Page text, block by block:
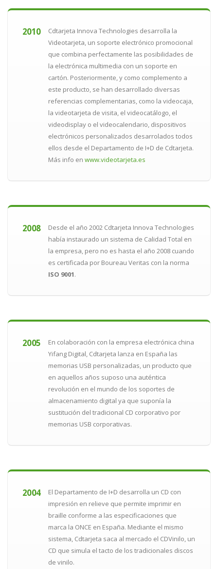
2010
Cdtarjeta Innova Technologies desarrolla la
Videotarjeta, un soporte electrónico promocional
que combina perfectamente las posibilidades de
la electrónica multimedia con un soporte en
cartón. Posteriormente, y como complemento a
este producto, se han desarrollado diversas
referencias complementarias, como la videocaja,
la videotarjeta de visita, el videocatálogo, el
videodisplay o el videocalendario, dispositivos
electrónicos personalizados desarrolados todos
ellos desde el Departamento de I+D de Cdtarjeta.
Más info en www.videotarjeta.es
2008
Desde el año 2002 Cdtarjeta Innova Technologies
había instaurado un sistema de Calidad Total en
la empresa, pero no es hasta el año 2008 cuando
es certificada por Boureau Veritas con la norma
ISO 9001.
2005
En colaboración con la empresa electrónica china
Yifang Digital, Cdtarjeta lanza en España las
memorias USB personalizadas, un producto que
en aquellos años suposo una auténtica
revolución en el mundo de los soportes de
almacenamiento digital ya que suponía la
sustitución del tradicional CD corporativo por
memorias USB corporativas.
2004
El Departamento de I+D desarrolla un CD con
impresión en relieve que permite imprimir en
braille conforme a las especificaciones que
marca la ONCE en España. Mediante el mismo
sistema, Cdtarjeta saca al mercado el CDVinilo, un
CD que simula el tacto de los tradicionales discos
de vinilo.